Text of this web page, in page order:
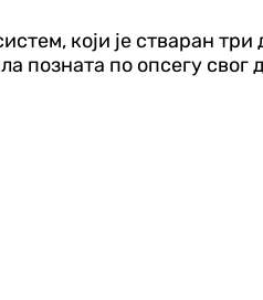
који је стваран
позната по опсегу свог